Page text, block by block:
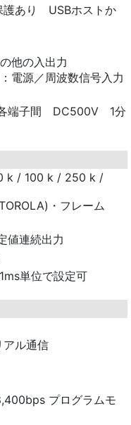
護あり USBホストか
他の入出力
電源／周波数信号入力
各端子間 DC500V 1分
k / 100 k / 250 k /
・フレーム
値連続出力
単位で設定可
アル通信
プログラムモ